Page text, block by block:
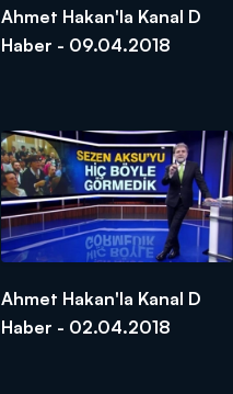
Ahmet Hakan'la Kanal D
Haber - 09.04.2018
Ahmet Hakan'la Kanal D
Haber - 02.04.2018